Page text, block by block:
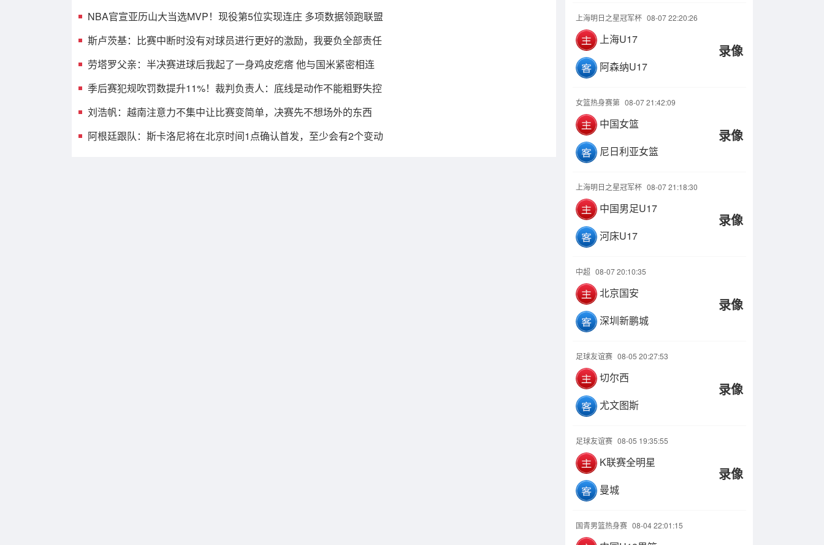
NBA官宣亚历山大当选MVP！现役第5位实现连庄 多项数据领跑联盟
斯卢茨基：比赛中断时没有对球员进行更好的激励，我要负全部责任
劳塔罗父亲：半决赛进球后我起了一身鸡皮疙瘩 他与国米紧密相连
季后赛犯规吹罚数提升11%！裁判负责人：底线是动作不能粗野失控
刘浩帆：越南注意力不集中让比赛变简单，决赛先不想场外的东西
阿根廷跟队：斯卡洛尼将在北京时间1点确认首发，至少会有2个变动
上海明日之星冠军杯 08-07 22:20:26
上海U17
阿森纳U17
录像
女篮热身赛第 08-07 21:42:09
中国女篮
尼日利亚女篮
录像
上海明日之星冠军杯 08-07 21:18:30
中国男足U17
河床U17
录像
中超 08-07 20:10:35
北京国安
深圳新鹏城
录像
足球友谊赛 08-05 20:27:53
切尔西
尤文图斯
录像
足球友谊赛 08-05 19:35:55
K联赛全明星
曼城
录像
国青男篮热身赛 08-04 22:01:15